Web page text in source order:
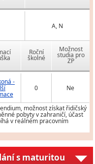
A, N
Roční
školné
Možnost
studia pro
ZP
-
0 Ne
možnost získat řidičský
pobyty v zahraničí, účast
v reálném pracovním
s maturitou